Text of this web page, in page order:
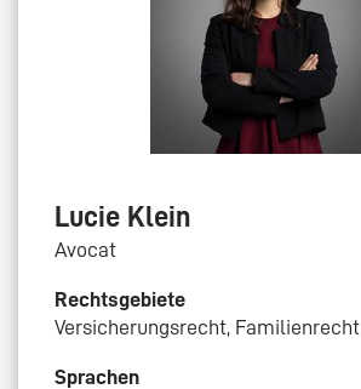
Lucie Klein
Avocat
Rechtsgebiete
Versicherungsrecht, Familienrecht
Sprachen